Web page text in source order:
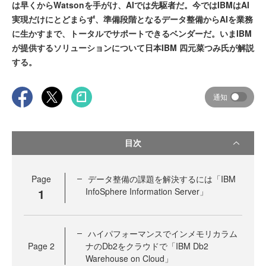
は早くからWatsonを手がけ、AIでは先駆者だ。今ではIBMはAI
実現だけにとどまらず、準備段階となるデータ整備からAIを業務
に生かすまで、トータルでサポートできるベンダーだ。いまIBM
が提供するソリューションについて日本IBM 四元菜つみ氏が解説
する。
通知
目次
Page
1
データ整備の課題を解決するには「IBM
InfoSphere Information Server」
Page 2
ハイパフォーマンスでインメモリカラム
ナのDb2をクラウドで「IBM Db2
Warehouse on Cloud」